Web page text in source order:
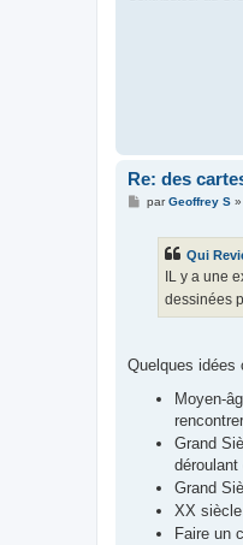
Re: des
MparGeoffrey S»
Qui
IL y a une
dessinées
Quelques idées
Moyen-
Grand
Grand
XX
Faire un